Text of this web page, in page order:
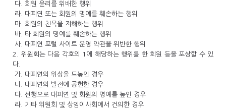
다. 회원 윤리를 위배한 행위
라. 대피연 또는 회원의 명예를 훼손하는 행위
마. 회원의 친목을 저해하는 행위
바. 타 회원의 명예를 훼손하는 행위
사. 대피연 포털 사이트 운영 약관을 위반한 행위
2. 위원회는 다음 각호의 1에 해당하는 행위를 한 회원 등을 포상할 수 있
다.
가. 대피연의 위상을 드높인 경우
나. 대피연의 발전에 공헌한 경우
다. 선행으로 대피연 및 회원의 명예를 높인 경우
라. 기타 위원회 및 상임이사회에서 건의한 경우